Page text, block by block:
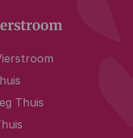
Thuis